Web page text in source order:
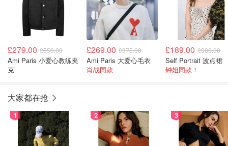
£279.00 £550.00
Ami Paris 小爱心教练夹
克
£269.00 £375.00
Ami Paris 大爱心毛衣
肖战同款
£189.00 £380.00
Self Portrait 波点裙
钟姐同款！
大家都在抢
1 2 3